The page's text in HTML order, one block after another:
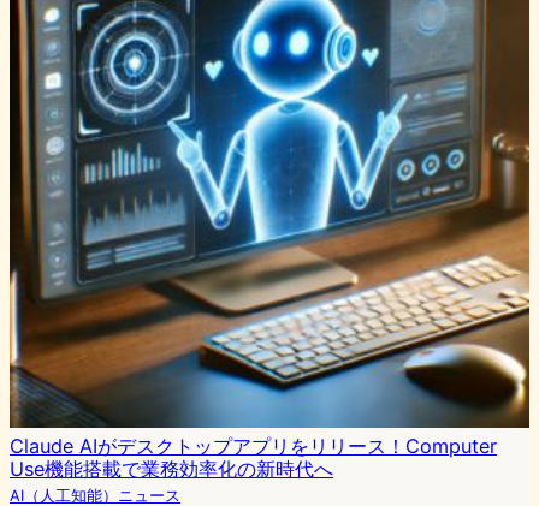
Claude AIがデスクトップアプリをリリース！Computer
Use機能搭載で業務効率化の新時代へ
AI（人工知能）ニュース